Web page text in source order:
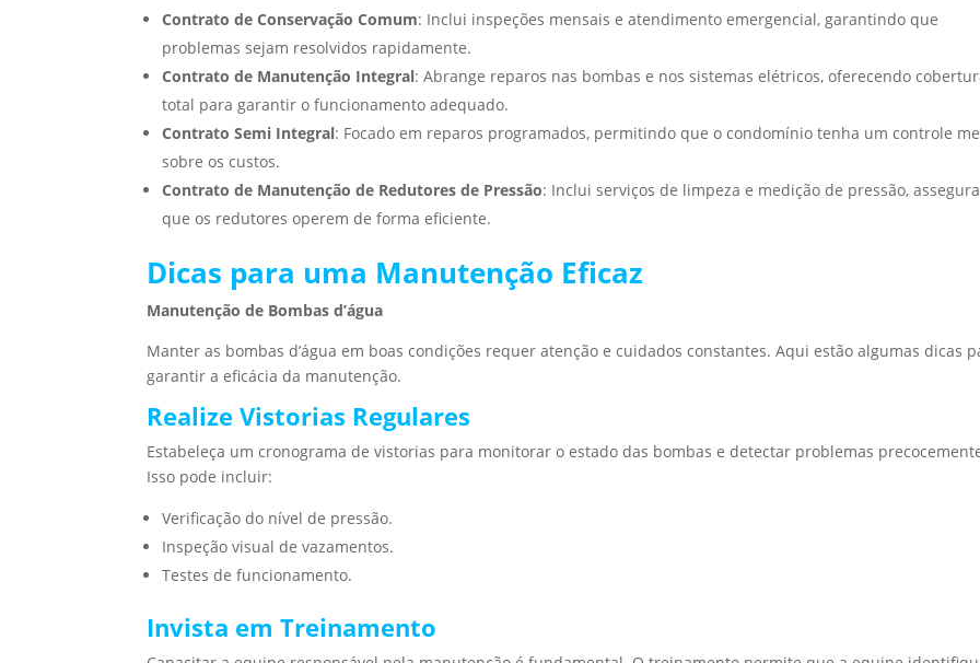
Contrato de Conservação Comum: Inclui inspeções mensais e atendimento emergencial, garantindo que
problemas sejam resolvidos rapidamente.
Contrato de Manutenção Integral: Abrange reparos nas bombas e nos sistemas elétricos, oferecendo
total para garantir o funcionamento adequado.
Contrato Semi Integral: Focado em reparos programados, permitindo que o condomínio tenha um controle
sobre os custos.
Contrato de Manutenção de Redutores de Pressão: Inclui serviços de limpeza e medição de pressão,
que os redutores operem de forma eficiente.
Dicas para uma Manutenção Eficaz
Manutenção de Bombas d’água
Manter as bombas d’água em boas condições requer atenção e cuidados constantes. Aqui estão algumas dicas
garantir a eficácia da manutenção.
Realize Vistorias Regulares
Estabeleça um cronograma de vistorias para monitorar o estado das bombas e detectar problemas
Isso pode incluir:
Verificação do nível de pressão.
Inspeção visual de vazamentos.
Testes de funcionamento.
Invista em Treinamento